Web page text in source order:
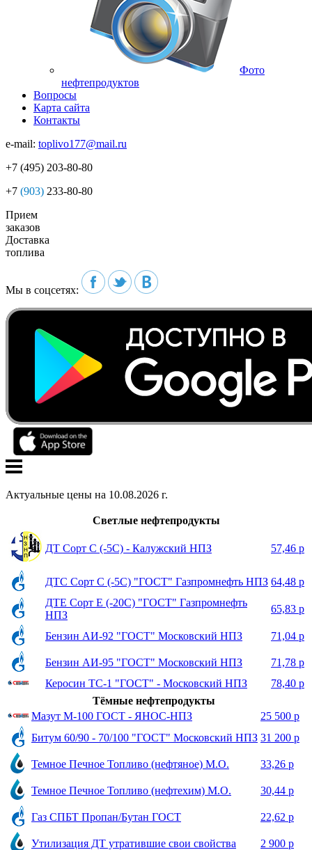
Фото
нефтепродуктов
Вопросы
Карта сайта
Контакты
e-mail: toplivo177@mail.ru
+7 (495) 203-80-80
+7 (903) 233-80-80
Прием
заказов
Доставка
топлива
Мы в соцсетях:
Актуальные цены на 10.08.2026 г.
Светлые нефтепродукты
ДТ Сорт С (-5С) - Калужский НПЗ 57,46 р
ДТС Сорт С (-5С) "ГОСТ" Газпромнефть НПЗ 64,48 р
ДТЕ Сорт Е (-20С) "ГОСТ" Газпромнефть
НПЗ
65,83 р
Бензин АИ-92 "ГОСТ" Московский НПЗ 71,04 р
Бензин АИ-95 "ГОСТ" Московский НПЗ
71,78 р
Керосин ТС-1 "ГОСТ" - Московский НПЗ
78,40 р
Тёмные нефтепродукты
Мазут М-100 ГОСТ - ЯНОС-НПЗ
25 500 р
Битум 60/90 - 70/100 "ГОСТ" Московский НПЗ 31 200 р
Темное Печное Топливо (нефтяное) М.О. 33,26 р
Темное Печное Топливо (нефтехим) М.О. 30,44 р
Газ СПБТ Пропан/Бутан ГОСТ 22,62 р
Утилизация ДТ утратившие свои свойства 2 900 р